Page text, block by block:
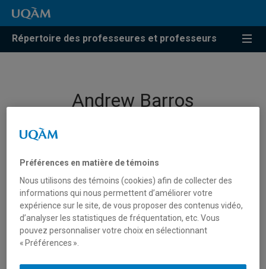
Répertoire des professeures et professeurs
Andrew Barros
Préférences en matière de témoins
Nous utilisons des témoins (cookies) afin de collecter des
informations qui nous permettent d’améliorer votre
expérience sur le site, de vous proposer des contenus vidéo,
d’analyser les statistiques de fréquentation, etc. Vous
pouvez personnaliser votre choix en sélectionnant
« Préférences ».